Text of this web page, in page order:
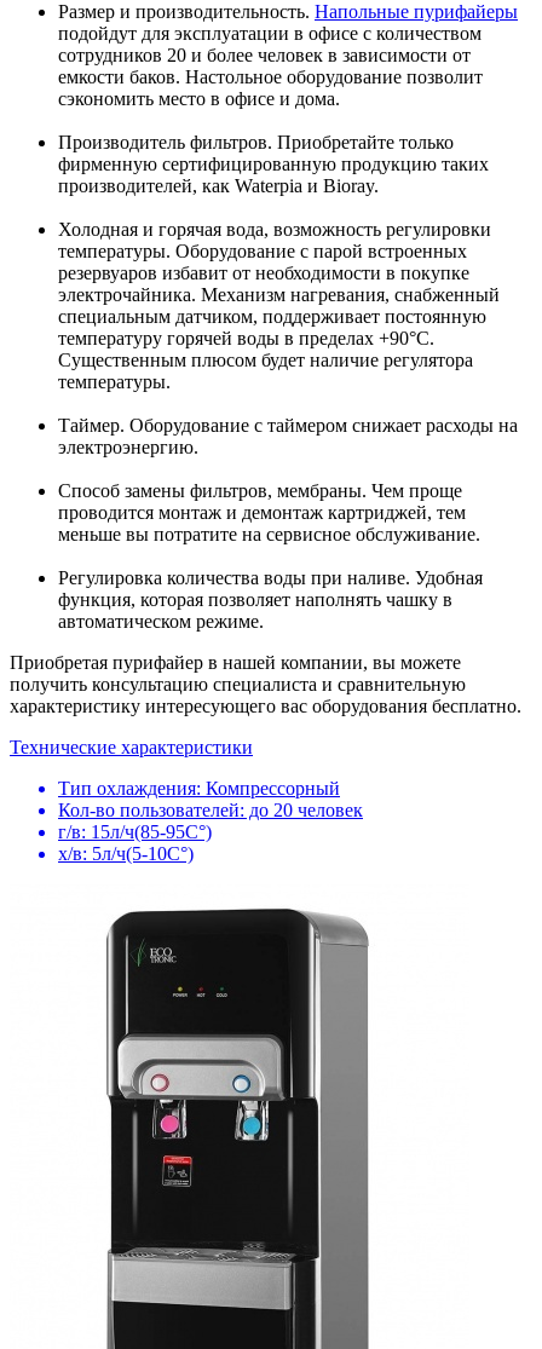
Размер и производительность. Напольные пурифайеры
подойдут для эксплуатации в офисе с количеством
сотрудников 20 и более человек в зависимости от
емкости баков. Настольное оборудование позволит
сэкономить место в офисе и дома.
Производитель фильтров. Приобретайте только
фирменную сертифицированную продукцию таких
производителей, как Waterpia и Bioray.
Холодная и горячая вода, возможность регулировки
температуры. Оборудование с парой встроенных
резервуаров избавит от необходимости в покупке
электрочайника. Механизм нагревания, снабженный
специальным датчиком, поддерживает постоянную
температуру горячей воды в пределах +90°C.
Существенным плюсом будет наличие регулятора
температуры.
Таймер. Оборудование с таймером снижает расходы на
электроэнергию.
Способ замены фильтров, мембраны. Чем проще
проводится монтаж и демонтаж картриджей, тем
меньше вы потратите на сервисное обслуживание.
Регулировка количества воды при наливе. Удобная
функция, которая позволяет наполнять чашку в
автоматическом режиме.
Приобретая пурифайер в нашей компании, вы можете
получить консультацию специалиста и сравнительную
характеристику интересующего вас оборудования бесплатно.
Технические характеристики
Тип охлаждения: Компрессорный
Кол-во пользователей: до 20 человек
г/в: 15л/ч(85-95C°)
х/в: 5л/ч(5-10C°)